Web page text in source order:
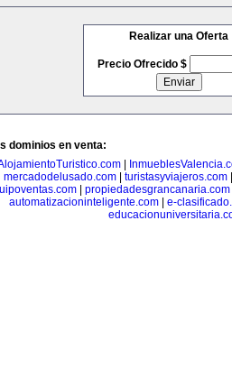
Realizar una Oferta
Precio Ofrecido $
dominios en venta:
mercadodelusado.com| turistasyviajeros.com
| propiedadesgrancanaria.com
automatizacioninteligente.com| e-